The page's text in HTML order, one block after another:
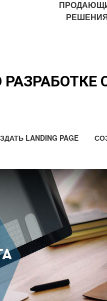
LANDING PAGE